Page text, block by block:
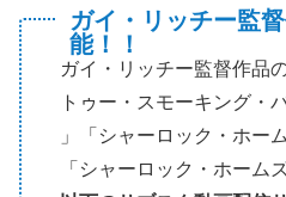
ガイ・リッチー監
能！！
ガイ・リッチー監督作品
トゥー・スモーキング・
」「シャーロック・ホーム
「シャーロック・ホーム